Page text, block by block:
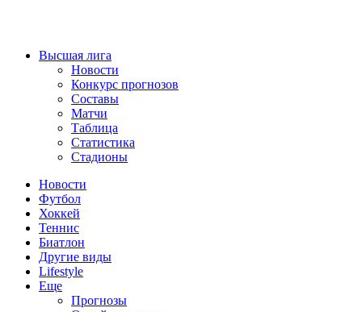
Высшая лига
Новости
Конкурс прогнозов
Составы
Матчи
Таблица
Статистика
Стадионы
Новости
Футбол
Хоккей
Теннис
Биатлон
Другие виды
Lifestyle
Еще
Прогнозы